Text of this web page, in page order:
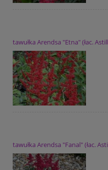
tawułka Arendsa "Etna" (łac.
tawułka Arendsa "Fanal" (łac.